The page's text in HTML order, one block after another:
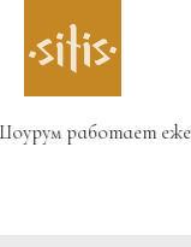
работает